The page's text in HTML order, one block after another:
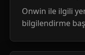
Onwin ile ilgili
bilgilendirme